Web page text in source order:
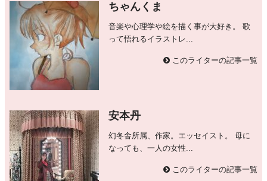
ちゃんくま
音楽や心理学や絵を描く事が大好き。 歌
って悟れるイラストレ...
このライターの記事一覧
安本丹
幻冬舎所属、作家。エッセイスト。 母に
なっても、一人の女性...
このライターの記事一覧